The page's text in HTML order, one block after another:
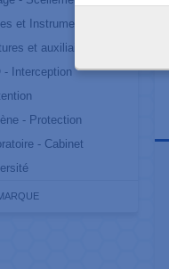
et Instruments
et auxiliaires
- Interception
- Protection
- Cabinet